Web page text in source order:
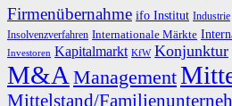
Firmenübernahme ifo Institut Industrie
Insolvenzverfahren Internationale Märkte
Investoren Kapitalmarkt KfW Konjunktur
M&A Management
Mittelstand/